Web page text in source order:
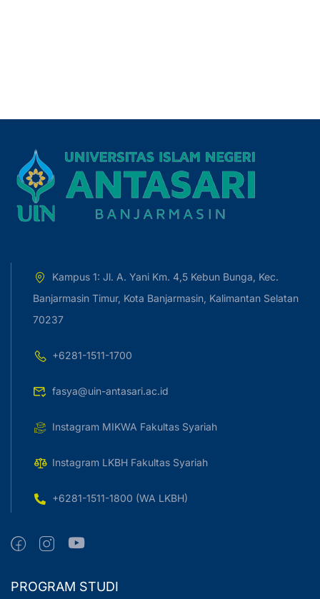
Kampus 1: Jl. A. Yani Km. 4,5 Kebun Bunga, Kec.
Banjarmasin Timur, Kota Banjarmasin, Kalimantan Selatan
70237
+6281-1511-1700
fasya@uin-antasari.ac.id
Instagram MIKWA Fakultas Syariah
Instagram LKBH Fakultas Syariah
+6281-1511-1800 (WA LKBH)
PROGRAM STUDI